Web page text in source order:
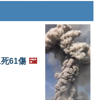
61傷 🖼️